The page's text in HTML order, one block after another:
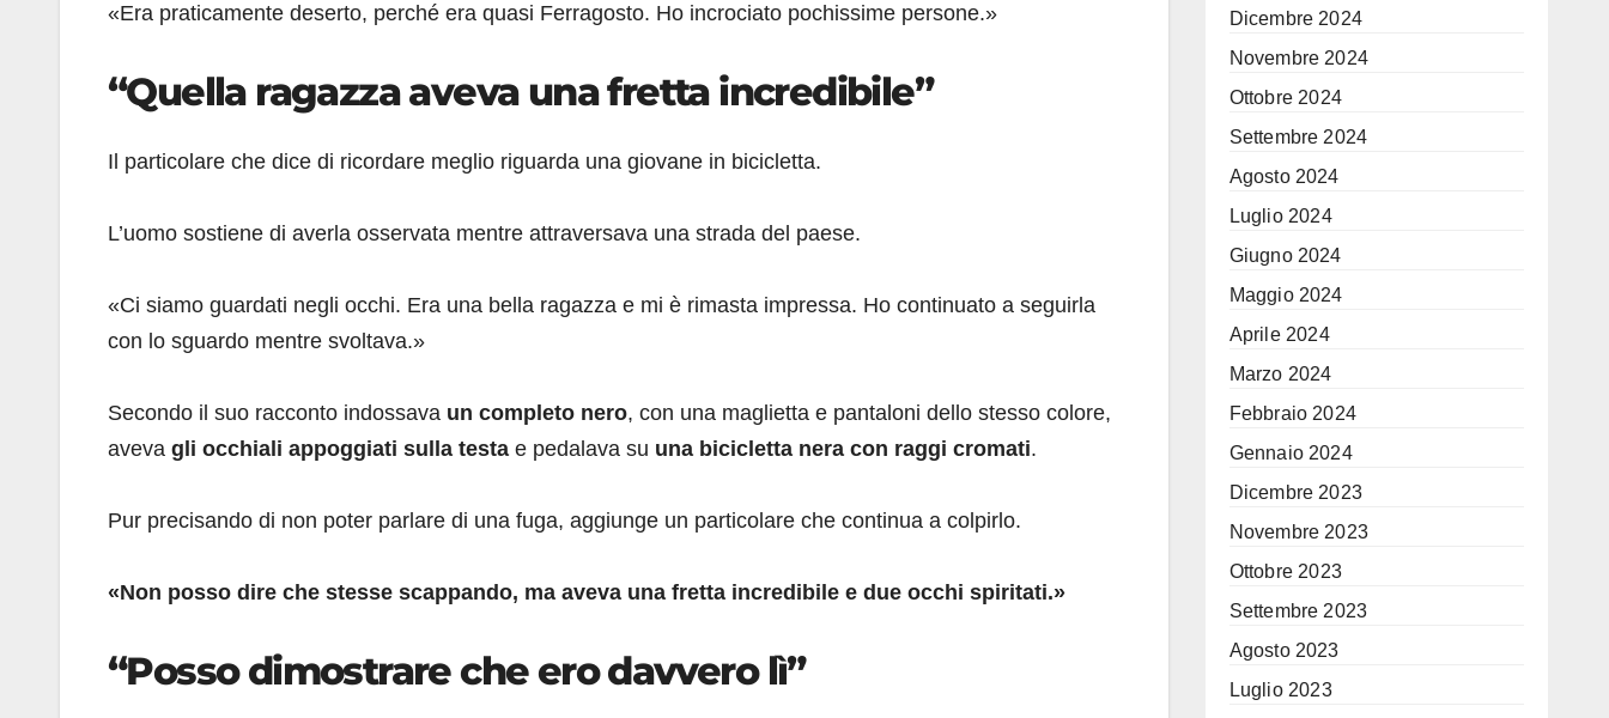
«Era praticamente deserto, perché era quasi Ferragosto. Ho incrociato pochissime persone.»
“Quella ragazza aveva una fretta incredibile”
Il particolare che dice di ricordare meglio riguarda una giovane in bicicletta.
L’uomo sostiene di averla osservata mentre attraversava una strada del paese.
«Ci siamo guardati negli occhi. Era una bella ragazza e mi è rimasta impressa. Ho continuato a seguirla
con lo sguardo mentre svoltava.»
Secondo il suo racconto indossava un completo nero, con una maglietta e pantaloni dello stesso colore,
aveva gli occhiali appoggiati sulla testa e pedalava su una bicicletta nera con raggi cromati.
Pur precisando di non poter parlare di una fuga, aggiunge un particolare che continua a colpirlo.
«Non posso dire che stesse scappando, ma aveva una fretta incredibile e due occhi spiritati.»
“Posso dimostrare che ero davvero lì”
Dicembre 2024
Novembre 2024
Ottobre 2024
Settembre 2024
Agosto 2024
Luglio 2024
Giugno 2024
Maggio 2024
Aprile 2024
Marzo 2024
Febbraio 2024
Gennaio 2024
Dicembre 2023
Novembre 2023
Ottobre 2023
Settembre 2023
Agosto 2023
Luglio 2023